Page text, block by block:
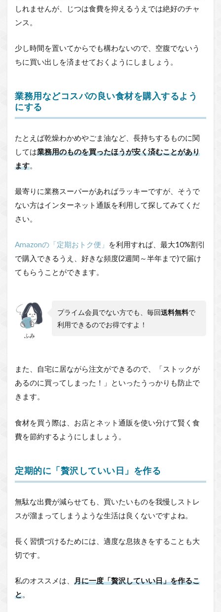
しれませんが、じつは食費を抑えるうえでは絶好のチャ
ンス。
少し時間を置いてからでも構わないので、空腹でないう
ちに買い出しを済ませておくようにしましょう。
業務用などコスパの良い食材を購入するよう
にする
たとえば乾燥わかめやごま油など、長持ちするものに関
しては業務用のものを買ったほうが安く済むことがあり
ます。
最寄りに業務スーパーがあればラッキーですが、そうで
ない方はインターネット通販を利用して探してみてくだ
さい。
Amazonの「定期おトク便」
を利用すれば、最大10%割引
で購入できるうえ、好きな頻度(2週間～半年まで)で届け
てもらうことができます。
ふみ
プライム会員でない方でも、毎回送料無料で
利用できるのでお得ですよ！
また、自宅に居ながら注文ができるので、「ストックが
あるのに買ってしまった！」といったうっかりも防止で
きます。
食材を買う際は、お店とネット通販を使い分けて賢く食
費を節約するようにしましょう。
定期的に「贅沢していい日」を作る
無駄な出費が減らせても、買いたいものを我慢しストレ
スが溜まってしまうような生活は良くないですよね。
長く習慣づけるためには、適度な息抜きをすることも大
切です。
私のオススメは、 月に一度「贅沢していい日」を作るこ
と。